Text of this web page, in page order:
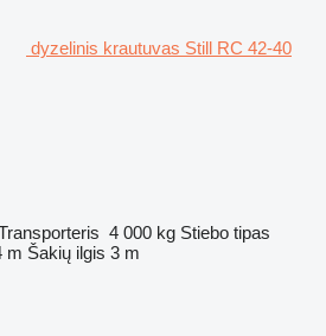
dyzelinis krautuvas Still RC 42-40
4 000 kg Stiebo tipas
m Šakių ilgis 3 m